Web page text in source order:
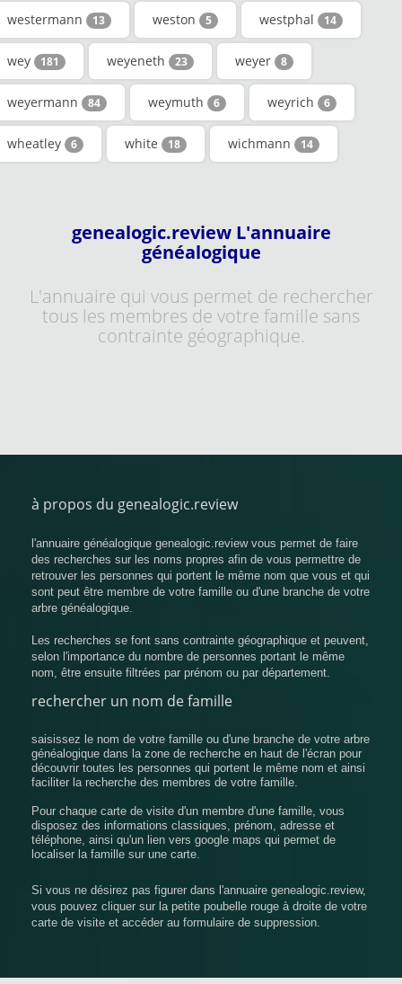
westermann 13 weston 5 westphal 14
wey 181 weyeneth 23 weyer 8
weyermann 84 weymuth 6 weyrich 6
wheatley 6 white 18 wichmann 14
genealogic.review L'annuaire
généalogique
L'annuaire qui vous permet de rechercher
tous les membres de votre famille sans
contrainte géographique.
à propos du genealogic.review
l'annuaire généalogique genealogic.review vous permet de faire
des recherches sur les noms propres afin de vous permettre de
retrouver les personnes qui portent le même nom que vous et qui
sont peut être membre de votre famille ou d'une branche de votre
arbre généalogique.
Les recherches se font sans contrainte géographique et peuvent,
selon l'importance du nombre de personnes portant le même
nom, être ensuite filtrées par prénom ou par département.
rechercher un nom de famille
saisissez le nom de votre famille ou d'une branche de votre arbre
généalogique dans la zone de recherche en haut de l'écran pour
découvrir toutes les personnes qui portent le même nom et ainsi
faciliter la recherche des membres de votre famille.
Pour chaque carte de visite d'un membre d'une famille, vous
disposez des informations classiques, prénom, adresse et
téléphone, ainsi qu'un lien vers google maps qui permet de
localiser la famille sur une carte.
Si vous ne désirez pas figurer dans l'annuaire genealogic.review,
vous pouvez cliquer sur la petite poubelle rouge à droite de votre
carte de visite et accéder au formulaire de suppression.